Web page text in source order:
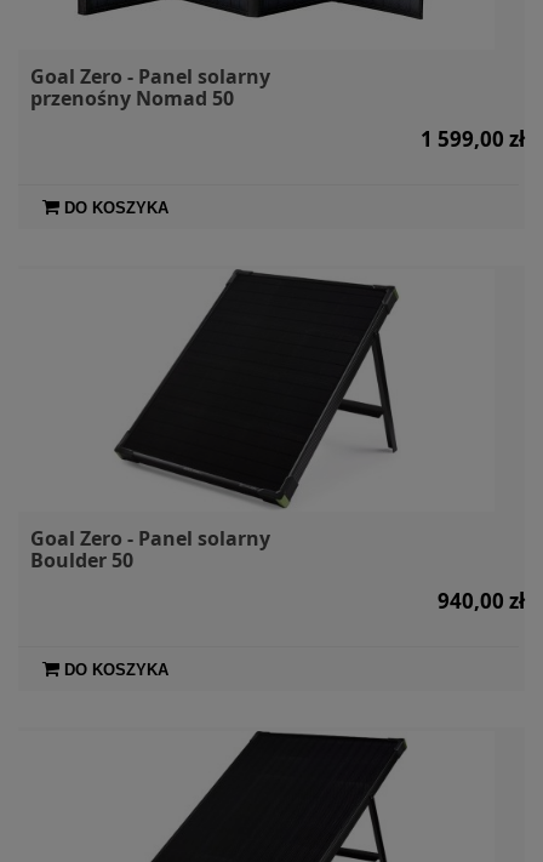
Goal Zero - Panel solarny
przenośny Nomad 50
1 599,00 zł
DO KOSZYKA
Goal Zero - Panel solarny
Boulder 50
940,00 zł
DO KOSZYKA